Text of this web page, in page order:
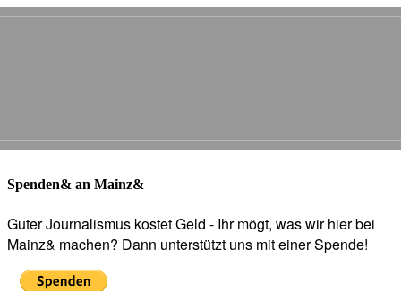
Spenden& an Mainz&
Guter Journalismus kostet Geld - Ihr mögt, was wir hier bei
Mainz& machen? Dann unterstützt uns mit einer Spende!